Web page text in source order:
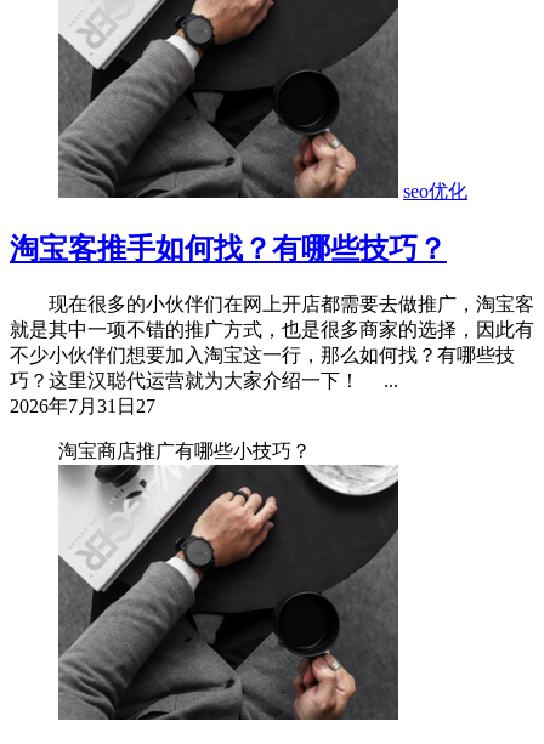
seo优化
淘宝客推手如何找？有哪些技巧？
现在很多的小伙伴们在网上开店都需要去做推广，淘宝客
就是其中一项不错的推广方式，也是很多商家的选择，因此有
不少小伙伴们想要加入淘宝这一行，那么如何找？有哪些技
巧？这里汉聪代运营就为大家介绍一下！ ...
2026年7月31日 27
淘宝商店推广有哪些小技巧？